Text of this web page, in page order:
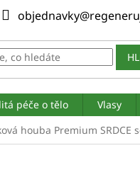
péče o tělo Vlasy
houba Premium SRDCE